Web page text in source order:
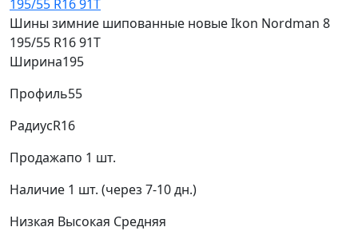
Шины зимние шипованные новые Ikon Nordman 8
195/55 R16 91T
Ширина195
Профиль55
РадиусR16
Продажапо 1 шт.
Наличие 1 шт. (через 7-10 дн.)
Низкая Высокая Средняя